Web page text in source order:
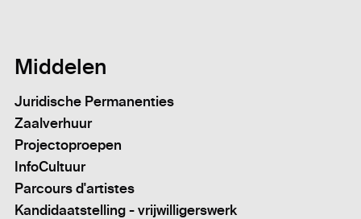
Middelen
Juridische Permanenties
Zaalverhuur
Projectoproepen
InfoCultuur
Parcours d'artistes
Kandidaatstelling - vrijwilligerswerk